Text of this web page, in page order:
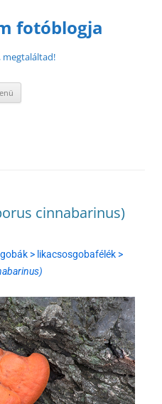
fotóblogja
megtaláltad!
cinnabarinus)
> likacsosgobafélék >